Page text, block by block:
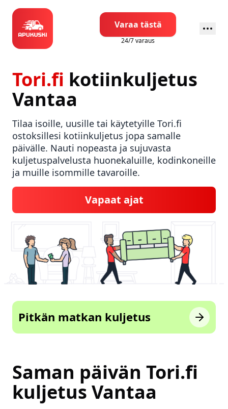
Varaa tästä
24/7 varaus
Tori.fi kotiinkuljetus
Vantaa
Tilaa isoille, uusille tai käytetyille Tori.fi
ostoksillesi kotiinkuljetus jopa samalle
päivälle. Nauti nopeasta ja sujuvasta
kuljetuspalvelusta huonekaluille, kodinkoneille
ja muille isommille tavaroille.
Vapaat ajat
Pitkän matkan kuljetus
Saman päivän Tori.fi
kuljetus Vantaa